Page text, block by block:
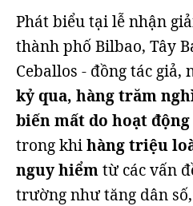
Phát biểu tại lễ nhận
thành phố Bilbao, Tây
Ceballos - đồng tác giả,
kỷ qua, hàng trăm
biến mất do hoạt
trong khihàng triệu
nguy hiểmtừ các vấn
trường như tăng dân